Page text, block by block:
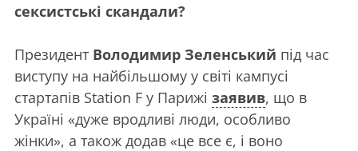
сексистські скандали?
Президент Володимир Зеленський під час
виступу на найбільшому у світі кампусі
стартапів Station F у Парижі заявив, що в
Україні «дуже вродливі люди, особливо
жінки», а також додав «це все є, і воно